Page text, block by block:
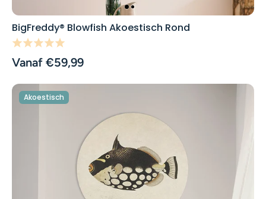
BigFreddy® Blowfish Akoestisch Rond
Vanaf €59,99
Akoestisch